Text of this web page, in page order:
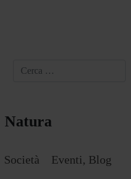
Natura
Società Eventi, Blog